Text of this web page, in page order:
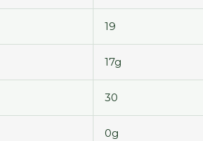
19
17g
30
0g